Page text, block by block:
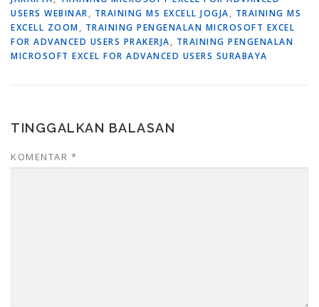
USERS WEBINAR, TRAINING MS EXCELL JOGJA, TRAINING MS
EXCELL ZOOM, TRAINING PENGENALAN MICROSOFT EXCEL
FOR ADVANCED USERS PRAKERJA, TRAINING PENGENALAN
MICROSOFT EXCEL FOR ADVANCED USERS SURABAYA
TINGGALKAN BALASAN
KOMENTAR *